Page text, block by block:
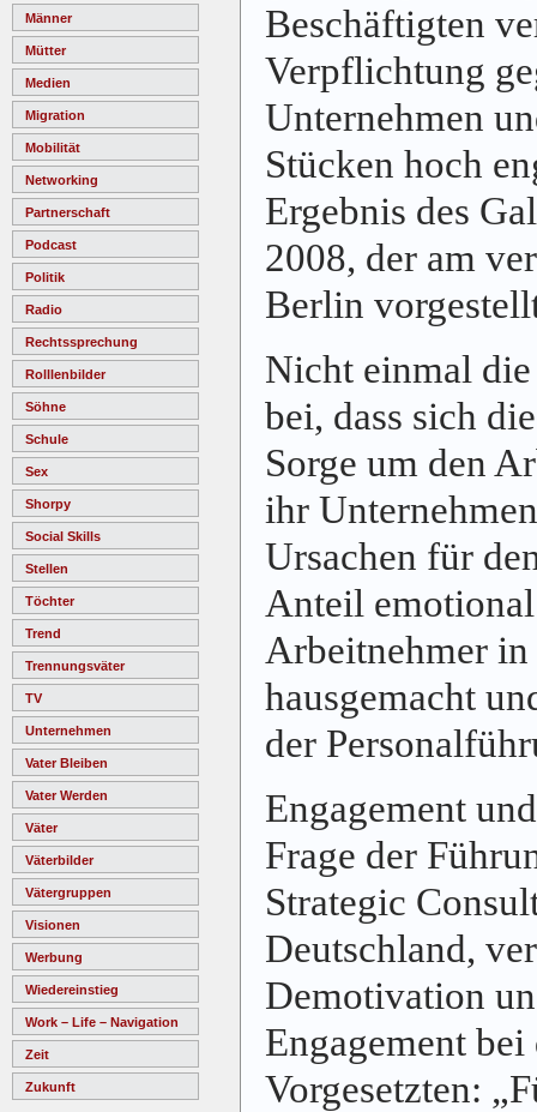
Männer
Mütter
Medien
Migration
Mobilität
Networking
Partnerschaft
Podcast
Politik
Radio
Rechtssprechung
Rolllenbilder
Söhne
Schule
Sex
Shorpy
Social Skills
Stellen
Töchter
Trend
Trennungsväter
TV
Unternehmen
Vater Bleiben
Vater Werden
Väter
Väterbilder
Vätergruppen
Visionen
Werbung
Wiedereinstieg
Work – Life – Navigation
Zeit
Zukunft
Beschäftigten
Verpflichtung
Unternehmen
Stücken hoch
Ergebnis des
2008, der am
Berlin
Nicht einmal
bei, dass sich
Sorge um den
ihr
Ursachen für
Anteil
Arbeitnehmer
hausgemacht
der
Engagement
Frage der
Strategic
Deutschland,
Demotivation
Engagement
Vorgesetzten: